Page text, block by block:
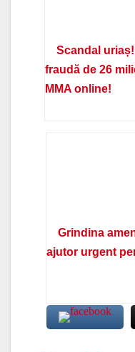
Scandal
fraudă de 26
MMA online!
Grindina
ajutor urgent